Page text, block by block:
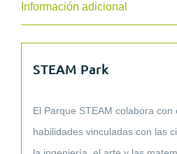
Información adicional
STEAM Park
El Parque STEAM colabora con
habilidades vinculadas con las